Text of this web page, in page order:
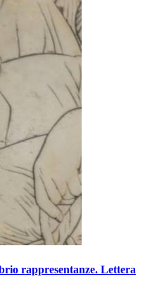
rappresentanze. Lettera